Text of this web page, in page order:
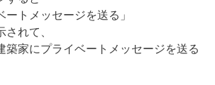
ートメッセージを送る」
れて、
築家にプライベートメッセージを送る